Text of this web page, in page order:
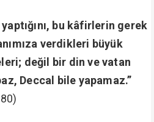
bu kâfirlerin gerek
verdikleri büyük
değil bir din ve vatan
Deccal bile yapamaz.”